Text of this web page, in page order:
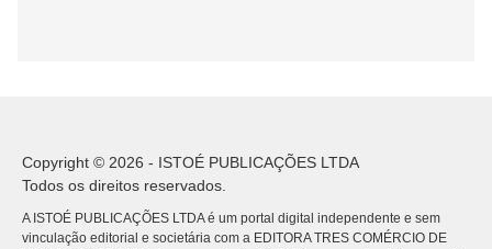
Copyright © 2026 - ISTOÉ PUBLICAÇÕES LTDA
Todos os direitos reservados.
A ISTOÉ PUBLICAÇÕES LTDA é um portal digital independente e sem
vinculação editorial e societária com a EDITORA TRES COMÉRCIO DE